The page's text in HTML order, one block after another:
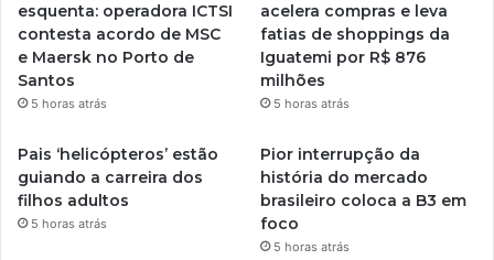
esquenta: operadora ICTSI
contesta acordo de MSC
e Maersk no Porto de
Santos
5 horas atrás
acelera compras e leva
fatias de shoppings da
Iguatemi por R$ 876
milhões
5 horas atrás
Pais ‘helicópteros’ estão
guiando a carreira dos
filhos adultos
5 horas atrás
Pior interrupção da
história do mercado
brasileiro coloca a B3 em
foco
5 horas atrás